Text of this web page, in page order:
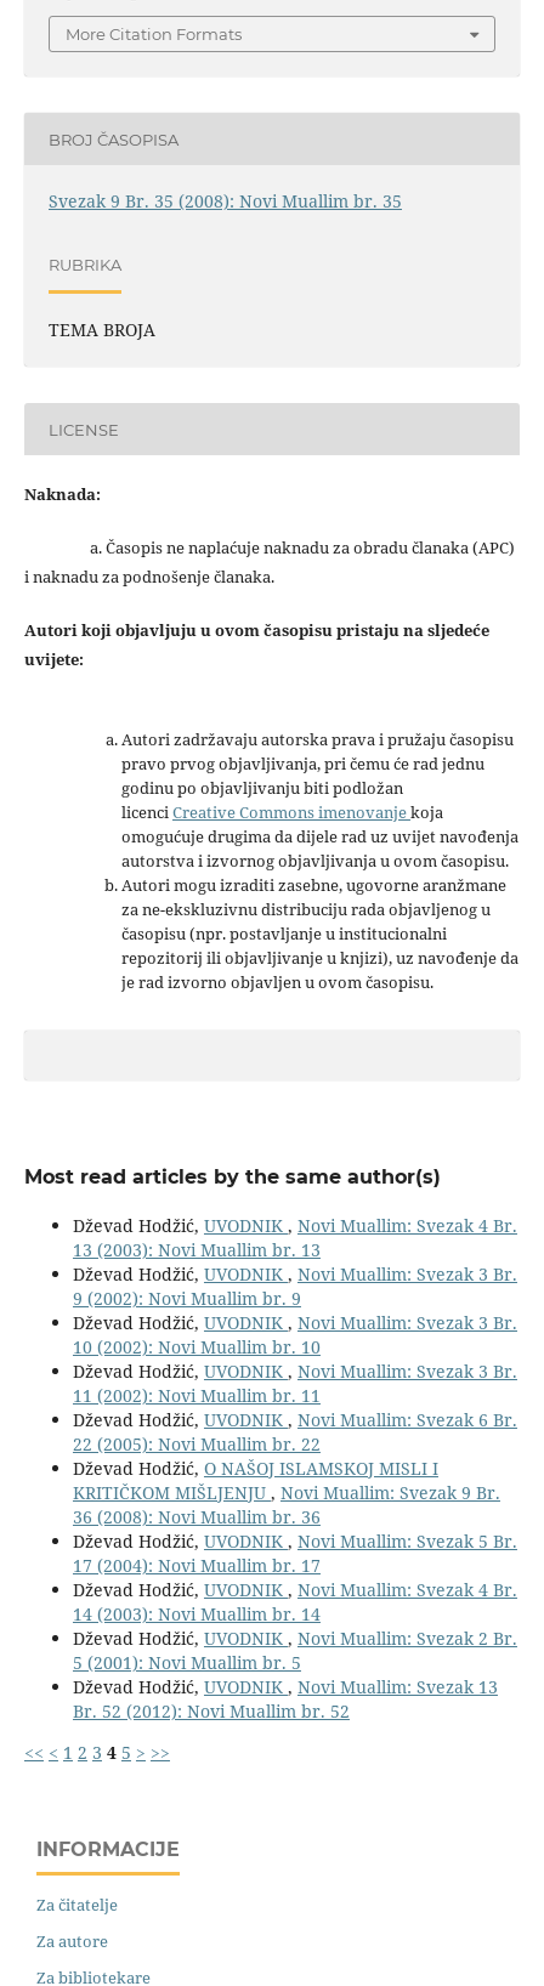
More Citation Formats
BROJ ČASOPISA
Svezak 9 Br. 35 (2008): Novi Muallim br. 35
RUBRIKA
TEMA BROJA
LICENSE
Naknada:
a. Časopis ne naplaćuje naknadu za obradu članaka (APC)
i naknadu za podnošenje članaka.
Autori koji objavljuju u ovom časopisu pristaju na sljedeće
uvijete:
Autori zadržavaju autorska prava i pružaju časopisu
pravo prvog objavljivanja, pri čemu će rad jednu
godinu po objavljivanju biti podložan
licenciCreative Commons imenovanjekoja
omogućuje drugima da dijele rad uz uvijet navođenja
autorstva i izvornog objavljivanja u ovom časopisu.
Autori mogu izraditi zasebne, ugovorne aranžmane
za ne-ekskluzivnu distribuciju rada objavljenog u
časopisu (npr. postavljanje u institucionalni
repozitorij ili objavljivanje u knjizi), uz navođenje da
je rad izvorno objavljen u ovom časopisu.
Most read articles by the same author(s)
Dževad Hodžić, UVODNIK , Novi Muallim: Svezak 4 Br.
13 (2003): Novi Muallim br. 13
Dževad Hodžić, UVODNIK , Novi Muallim: Svezak 3 Br.
9 (2002): Novi Muallim br. 9
Dževad Hodžić, UVODNIK , Novi Muallim: Svezak 3 Br.
10 (2002): Novi Muallim br. 10
Dževad Hodžić, UVODNIK , Novi Muallim: Svezak 3 Br.
11 (2002): Novi Muallim br. 11
Dževad Hodžić, UVODNIK , Novi Muallim: Svezak 6 Br.
22 (2005): Novi Muallim br. 22
Dževad Hodžić, O NAŠOJ ISLAMSKOJ MISLI I
KRITIČKOM MIŠLJENJU , Novi Muallim: Svezak 9 Br.
36 (2008): Novi Muallim br. 36
Dževad Hodžić, UVODNIK , Novi Muallim: Svezak 5 Br.
17 (2004): Novi Muallim br. 17
Dževad Hodžić, UVODNIK , Novi Muallim: Svezak 4 Br.
14 (2003): Novi Muallim br. 14
Dževad Hodžić, UVODNIK , Novi Muallim: Svezak 2 Br.
5 (2001): Novi Muallim br. 5
Dževad Hodžić, UVODNIK , Novi Muallim: Svezak 13
Br. 52 (2012): Novi Muallim br. 52
<< < 1 2 3 4 5 > >>
INFORMACIJE
Za čitatelje
Za autore
Za bibliotekare